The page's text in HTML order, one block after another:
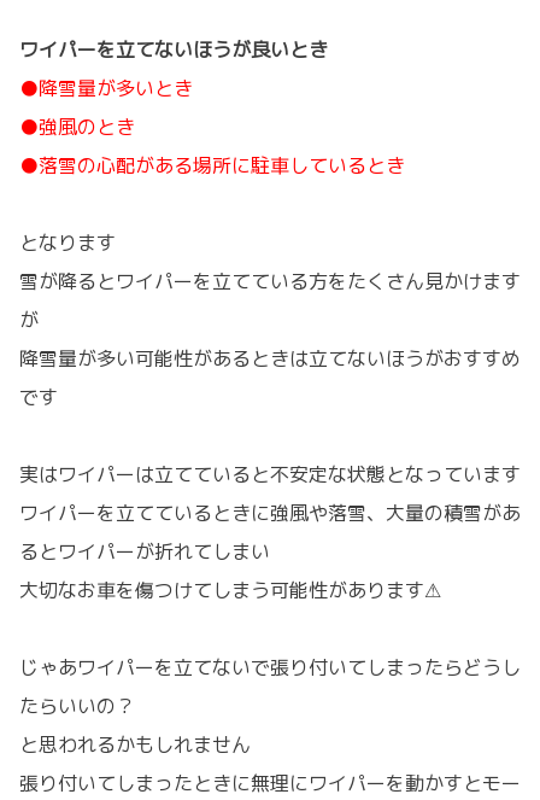
ワイパーを立てないほうが良いとき
●降雪量が多いとき
●強風のとき
●落雪の心配がある場所に駐車しているとき
となります
雪が降るとワイパーを立てている方をたくさん見かけます
が
降雪量が多い可能性があるときは立てないほうがおすすめ
です
実はワイパーは立てていると不安定な状態となっています
ワイパーを立てているときに強風や落雪、大量の積雪があ
るとワイパーが折れてしまい
大切なお車を傷つけてしまう可能性があります⚠
じゃあワイパーを立てないで張り付いてしまったらどうし
たらいいの？
と思われるかもしれません
張り付いてしまったときに無理にワイパーを動かすとモー